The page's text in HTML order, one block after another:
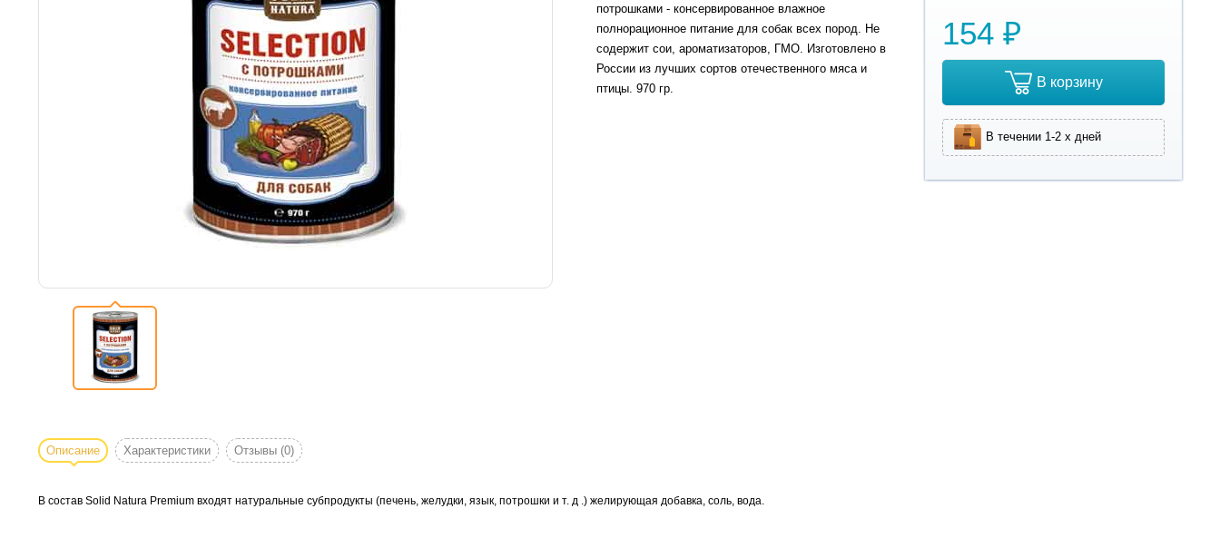
154 ₽
В корзину
В течении 1-2 х дней
потрошками - консервированное влажное
полнорационное питание для собак всех пород. Не
содержит сои, ароматизаторов, ГМО. Изготовлено в
России из лучших сортов отечественного мяса и
птицы. 970 гр.
Описание Характеристики Отзывы (0)
В состав Solid Natura Premium входят натуральные субпродукты (печень, желудки, язык, потрошки и т. д .) желирующая добавка, соль, вода.